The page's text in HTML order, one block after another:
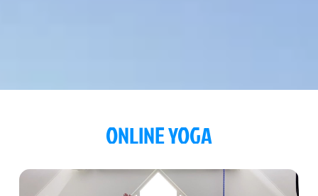
ONLINE YOGA